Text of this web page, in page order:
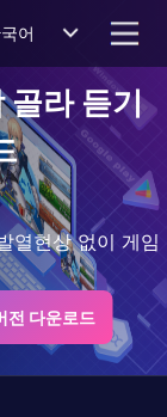
어
골라 듣기
열현상 없이 게임
전 다운로드